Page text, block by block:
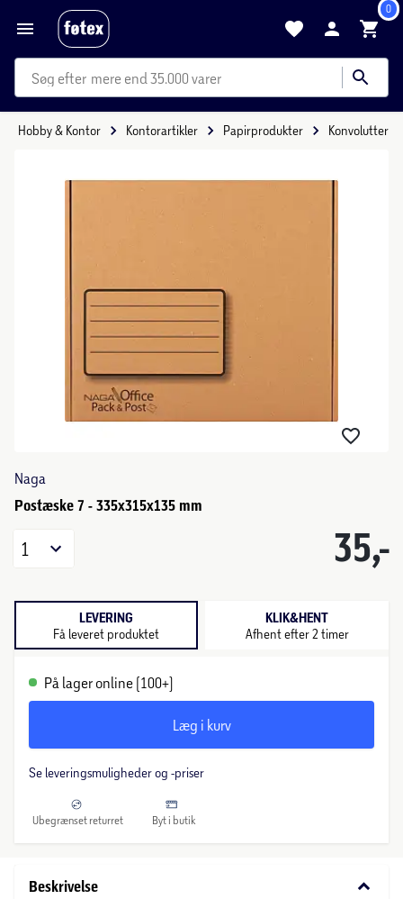
0
mere end 35.000 varer
Hobby & Kontor Kontorartikler Papirprodukter Konvolutter
Naga
Postæske 7 - 335x315x135 mm
35,-
1
LEVERING
Få leveret produktet
KLIK&HENT
Afhent efter 2 timer
På lager online (100+)
Læg i kurv
Se leveringsmuligheder og -priser
Ubegrænset returret Byt i butik
Beskrivelse keyboard_arrow_down